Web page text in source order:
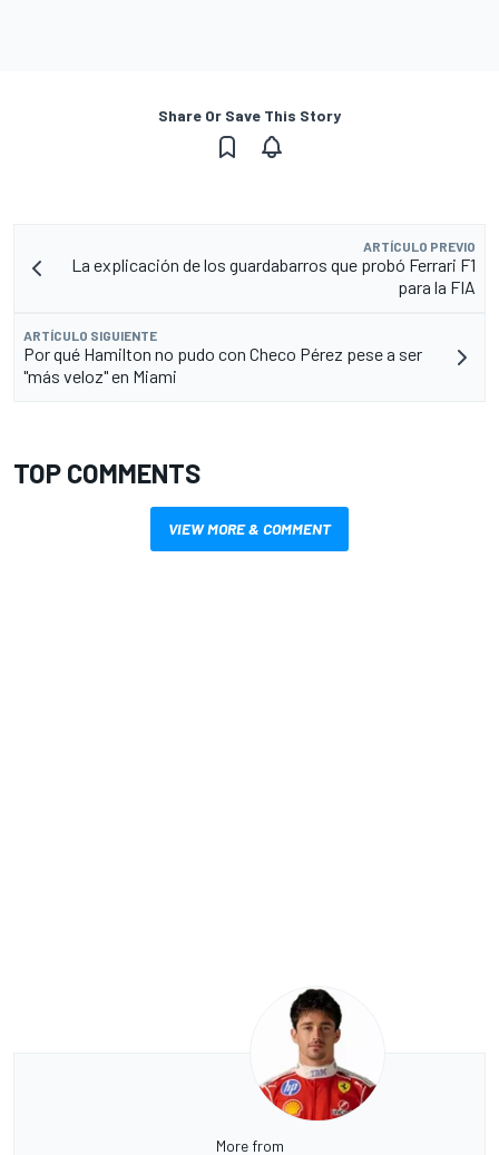
Share Or Save This Story
ARTÍCULO PREVIO
La explicación de los guardabarros que probó Ferrari F1
para la FIA
ARTÍCULO SIGUIENTE
Por qué Hamilton no pudo con Checo Pérez pese a ser
"más veloz" en Miami
TOP COMMENTS
VIEW MORE & COMMENT
More from